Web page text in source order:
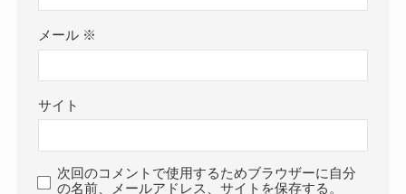
メール ※
サイト
次回のコメントで使用するためブラウザーに自分
の名前、メールアドレス、サイトを保存する。